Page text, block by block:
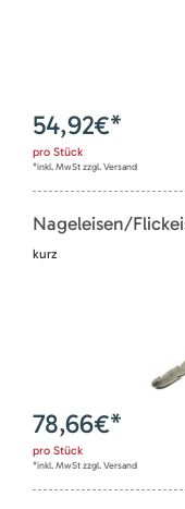
54,92€*
pro Stück
*inkl. MwSt zzgl. Versand
Nageleisen/
kurz
78,66€*
pro Stück
*inkl. MwSt zzgl. Versand